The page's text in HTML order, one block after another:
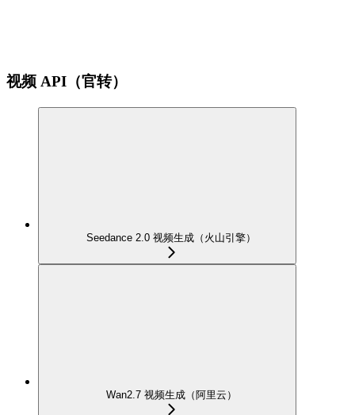
视频 API（官转）
Seedance 2.0 视频生成（火山引擎）
Wan2.7 视频生成（阿里云）